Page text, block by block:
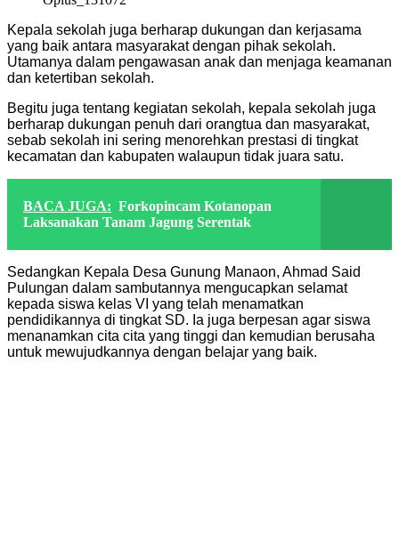
Kepala sekolah juga berharap dukungan dan kerjasama
yang baik antara masyarakat dengan pihak sekolah.
Utamanya dalam pengawasan anak dan menjaga keamanan
dan ketertiban sekolah.
Begitu juga tentang kegiatan sekolah, kepala sekolah juga
berharap dukungan penuh dari orangtua dan masyarakat,
sebab sekolah ini sering menorehkan prestasi di tingkat
kecamatan dan kabupaten walaupun tidak juara satu.
BACA JUGA: Forkopincam Kotanopan
Laksanakan Tanam Jagung Serentak
Sedangkan Kepala Desa Gunung Manaon, Ahmad Said
Pulungan dalam sambutannya mengucapkan selamat
kepada siswa kelas VI yang telah menamatkan
pendidikannya di tingkat SD. Ia juga berpesan agar siswa
menanamkan cita cita yang tinggi dan kemudian berusaha
untuk mewujudkannya dengan belajar yang baik.